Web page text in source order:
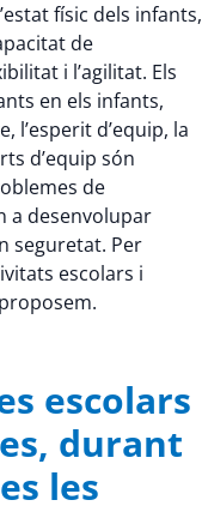
físic dels infants,
de
i l’agilitat. Els
en els infants,
l’esperit d’equip, la
d’equip són
de
a desenvolupar
seguretat. Per
escolars i
escolars
durant
les